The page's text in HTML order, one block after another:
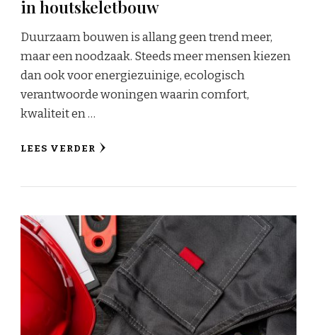
in houtskeletbouw
Duurzaam bouwen is allang geen trend meer,
maar een noodzaak. Steeds meer mensen kiezen
dan ook voor energiezuinige, ecologisch
verantwoorde woningen waarin comfort,
kwaliteit en …
LEES VERDER